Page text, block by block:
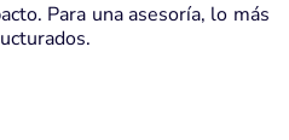
Para una asesoría, lo más